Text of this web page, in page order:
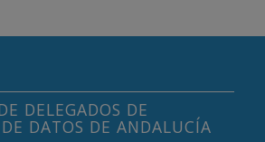
DELEGADOS DE
DATOS DE ANDALUCÍA